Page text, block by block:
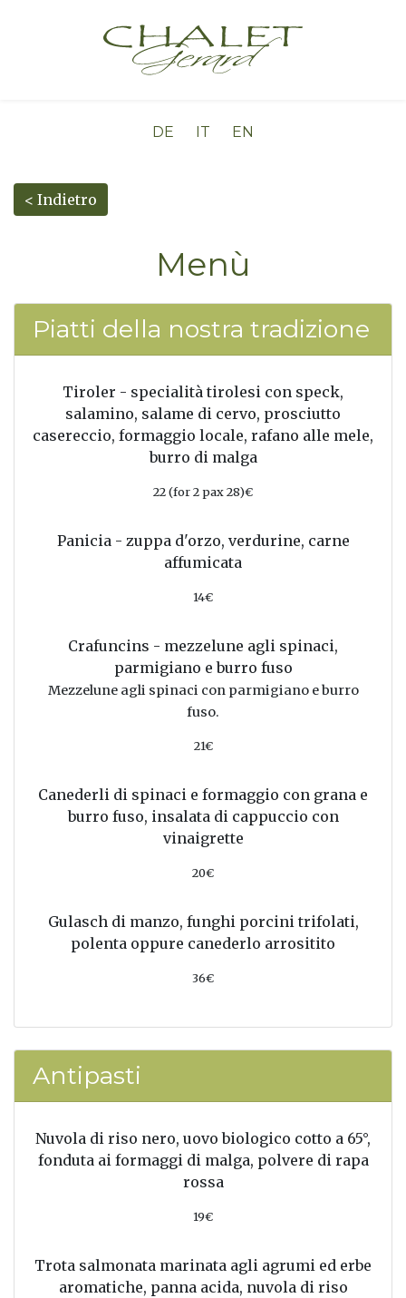
DE IT EN
< Indietro
Menù
Piatti della nostra tradizione
Tiroler - specialità tirolesi con speck,
salamino, salame di cervo, prosciutto
casereccio, formaggio locale, rafano alle mele,
burro di malga
22 (for 2 pax 28)€
Panicia - zuppa d'orzo, verdurine, carne
affumicata
14€
Crafuncins - mezzelune agli spinaci,
parmigiano e burro fuso
Mezzelune agli spinaci con parmigiano e burro
fuso.
21€
Canederli di spinaci e formaggio con grana e
burro fuso, insalata di cappuccio con
vinaigrette
20€
Gulasch di manzo, funghi porcini trifolati,
polenta oppure canederlo arrositito
36€
Antipasti
Nuvola di riso nero, uovo biologico cotto a 65°,
fonduta ai formaggi di malga, polvere di rapa
rossa
19€
Trota salmonata marinata agli agrumi ed erbe
aromatiche, panna acida, nuvola di riso